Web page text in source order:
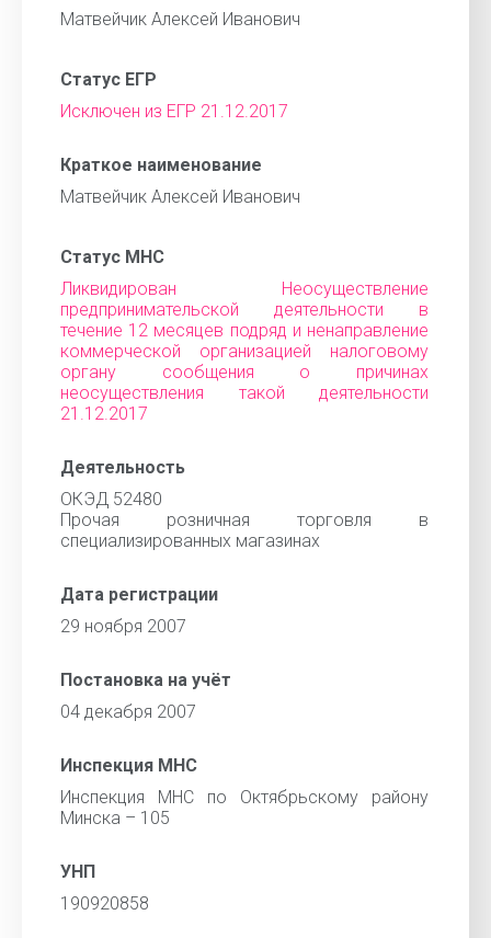
Матвейчик Алексей Иванович
Статус ЕГР
Исключен из ЕГР 21.12.2017
Краткое наименование
Матвейчик Алексей Иванович
Статус МНС
Ликвидирован Неосуществление
предпринимательской деятельности в
течение 12 месяцев подряд и ненаправление
коммерческой организацией налоговому
органу сообщения о причинах
неосуществления такой деятельности
21.12.2017
Деятельность
ОКЭД 52480
Прочая розничная торговля в
специализированных магазинах
Дата регистрации
29 ноября 2007
Постановка на учёт
04 декабря 2007
Инспекция МНС
Инспекция МНС по Октябрьскому району
Минска – 105
УНП
190920858